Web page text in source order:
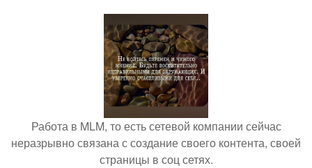
Работа в MLM, то есть сетевой компании сейчас
неразрывно связана с создание своего контента, своей
страницы в соц сетях.